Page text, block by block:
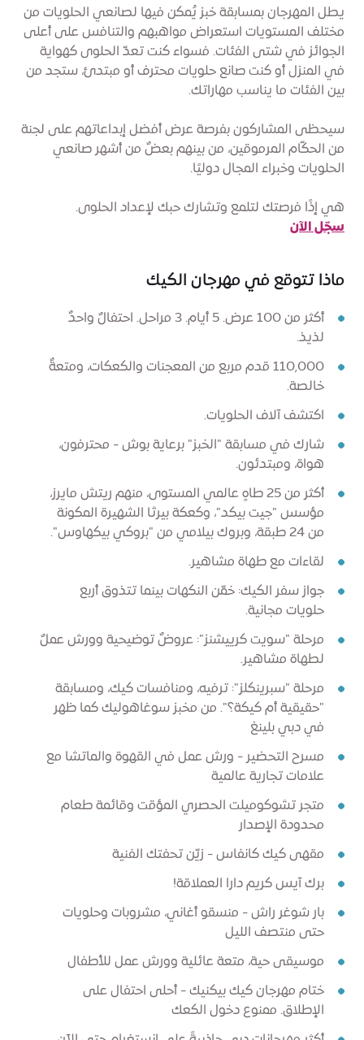
يطل المهرجان بمسابقة خبز يُمكن فيها لصانعي الحلويات من
مختلف المستويات استعراض مواهبهم والتنافس على أعلى
الجوائز في شتى الفئات. فسواء كنت تعدّ الحلوى كهواية
في المنزل أو كنت صانع حلويات محترف أو مبتدئ، ستجد من
بين الفئات ما يناسب مهاراتك.
سيحظى المشاركون بفرصة عرض أفضل إبداعاتهم على لجنة
من الحكّام المرموقين، من بينهم بعضٌ من أشهر صانعي
الحلويات وخبراء المجال دوليًا.
هي إذًا فرصتك لتلمع وتشارك حبك لإعداد الحلوى.
سجّل الآن
ماذا تتوقع في مهرجان الكيك
أكثر من 100 عرض. 5 أيام. 3 مراحل. احتفالٌ واحدٌ
لذيذ.
110,000 قدم مربع من المعجنات والكعكات، ومتعةٌ
خالصة.
اكتشف آلاف الحلويات.
شارك في مسابقة "الخبز" برعاية بوش - محترفون،
هواة، ومبتدئون.
أكثر من 25 طاهٍ عالمي المستوى، منهم ريتش مايرز،
مؤسس "جيت بيكد"، وكعكة بيرثا الشهيرة المكونة
من 24 طبقة، وبروك بيلامي من "بروكي بيكهاوس".
لقاءات مع طهاة مشاهير.
جواز سفر الكيك: خمّن النكهات بينما تتذوق أربع
حلويات مجانية.
مرحلة "سويت كرييشنز": عروضٌ توضيحية وورش عملٌ
لطهاة مشاهير.
مرحلة "سبرينكلز": ترفيه، ومنافسات كيك، ومسابقة
"حقيقية أم كيكة؟". من مخبز سوغاهوليك كما ظهر
في دبي بلينغ
مسرح التحضير - ورش عمل في القهوة والماتشا مع
علامات تجارية عالمية
متجر تشوكوميلت الحصري المؤقت وقائمة طعام
محدودة الإصدار
مقهى كيك كانفاس - زيّن تحفتك الفنية
برك آيس كريم دارا العملاقة!
بار شوغر راش - منسقو أغاني، مشروبات وحلويات
حتى منتصف الليل
موسيقى حية، متعة عائلية وورش عمل للأطفال
ختام مهرجان كيك بيكنيك - أحلى احتفال على
الإطلاق. ممنوع دخول الكعك